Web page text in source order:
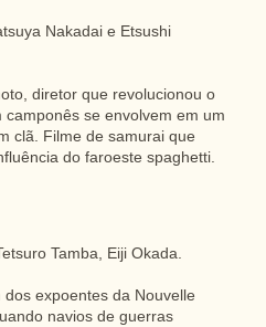
Nakadai e Etsushi
diretor que revolucionou o
se envolvem em um
clã. Filme de samurai que
do faroeste spaghetti.
Tamba, Eiji Okada.
expoentes da Nouvelle
navios de guerras